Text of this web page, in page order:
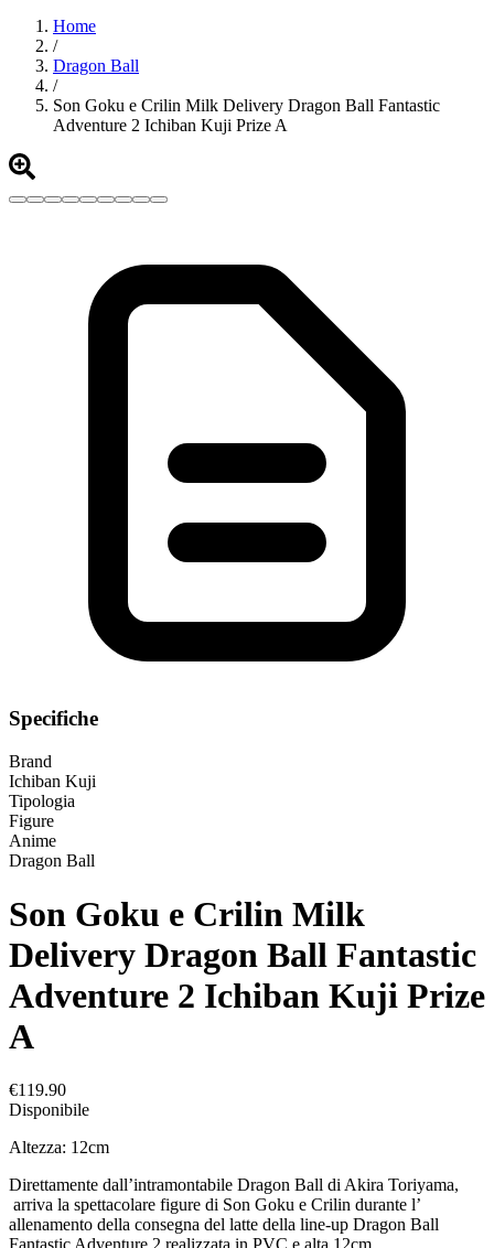
Home
/
Dragon Ball
/
Son Goku e Crilin Milk Delivery Dragon Ball Fantastic
Adventure 2 Ichiban Kuji Prize A
Specifiche
Brand
Ichiban Kuji
Tipologia
Figure
Anime
Dragon Ball
Son Goku e Crilin Milk
Delivery Dragon Ball Fantastic
Adventure 2 Ichiban Kuji Prize
A
€119.90
Disponibile
Altezza: 12cm
Direttamente dall’intramontabile Dragon Ball di Akira Toriyama,
arriva la spettacolare figure di Son Goku e Crilin durante l’
allenamento della consegna del latte della line-up Dragon Ball